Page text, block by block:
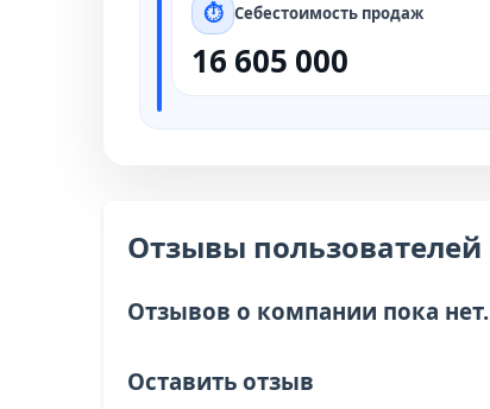
Себестоимость продаж
16 605 000
Отзывы пользователей
Отзывов о компании пока нет.
Оставить отзыв